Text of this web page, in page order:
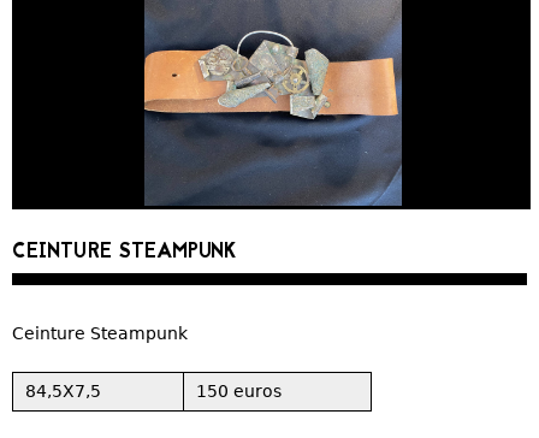
MOBILIER
LUMINAIRES
TABLEAUX
VIEUX PAPIERS
OBJETS DÉCORATIFS
VERRERIE
CEINTURE STEAMPUNK
Ceinture Steampunk
84,5X7,5 150 euros